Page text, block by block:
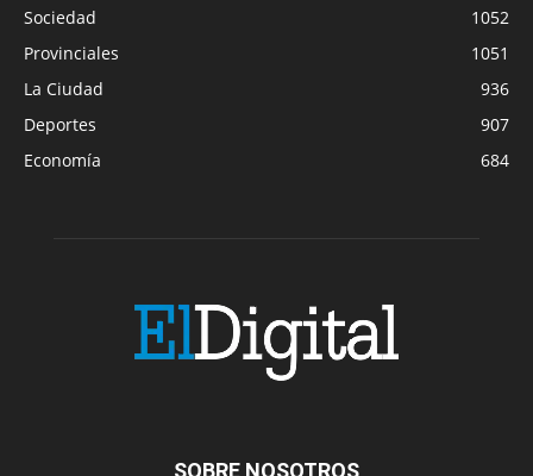
Sociedad
1052
Provinciales
1051
La Ciudad
936
Deportes
907
Economía
684
SOBRE NOSOTROS